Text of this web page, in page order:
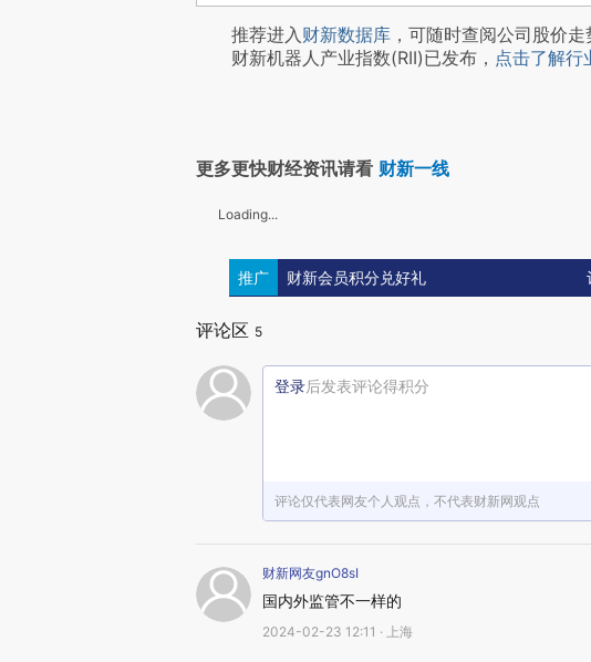
推荐进入财新数据库 ，可随时查阅公司股价
财新机器人产业指数(RII)已发布， 点击了解行
更多更快财经资讯请看 财新一线
Loading...
推广 财新会员积分兑好礼
评论区 5
登录后发表评论得积分
评论仅代表网友个人观点，不代表财新网观点
财新网友gnO8sI
国内外监管不一样的
2024-02-23 12:11 · 上海